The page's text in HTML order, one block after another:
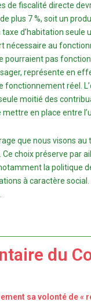
de fiscalité directe
plus 7 %, soit un
d’habitation seule
nécessaire au
pourraient pas
représente en
fonctionnement réel.
moitié des
en place entre
que nous visons
choix préserve par
la politique
à caractère social.
du
sa volonté de «